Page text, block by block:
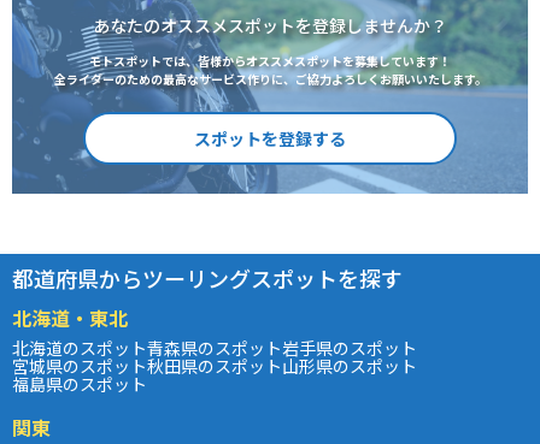
あなたのオススメスポットを登録しませんか？
モトスポットでは、皆様からオススメスポットを募集しています！
全ライダーのための最高なサービス作りに、ご協力よろしくお願いいたします。
スポットを登録する
都道府県からツーリングスポットを探す
北海道・東北
北海道のスポット青森県のスポット岩手県のスポット
宮城県のスポット秋田県のスポット山形県のスポット
福島県のスポット
関東